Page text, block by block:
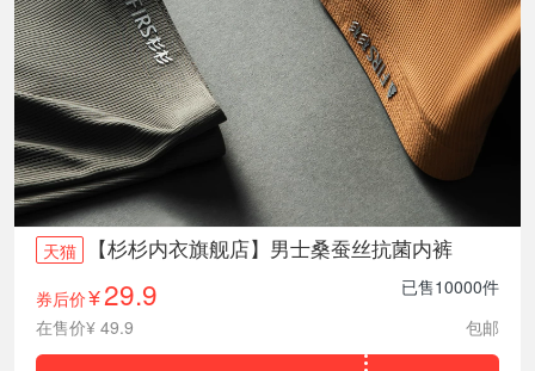
天猫 【杉杉内衣旗舰店】男士桑蚕丝抗菌内裤
券后价¥29.9
已售10000件
在售价¥ 49.9
包邮